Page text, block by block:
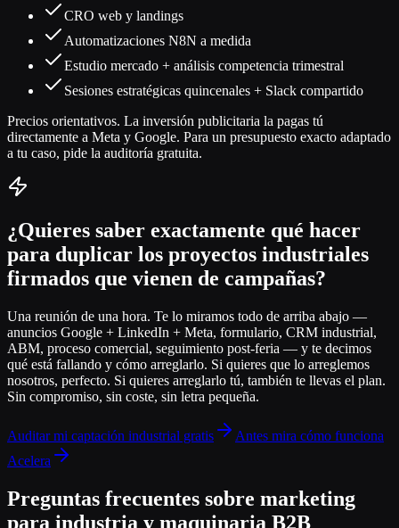
CRO web y landings
Automatizaciones N8N a medida
Estudio mercado + análisis competencia trimestral
Sesiones estratégicas quincenales + Slack compartido
Precios orientativos. La inversión publicitaria la pagas tú
directamente a Meta y Google. Para un presupuesto exacto adaptado
a tu caso, pide la auditoría gratuita.
¿Quieres saber exactamente qué hacer
para duplicar los proyectos industriales
firmados que vienen de campañas?
Una reunión de una hora. Te lo miramos todo de arriba abajo —
anuncios Google + LinkedIn + Meta, formulario, CRM industrial,
ABM, proceso comercial, seguimiento post-feria — y te decimos
qué está fallando y cómo arreglarlo. Si quieres que lo arreglemos
nosotros, perfecto. Si quieres arreglarlo tú, también te llevas el plan.
Sin compromiso, sin coste, sin letra pequeña.
Auditar mi captación industrial gratis
Antes mira cómo funciona
Acelera
Preguntas frecuentes sobre marketing
para industria y maquinaria B2B